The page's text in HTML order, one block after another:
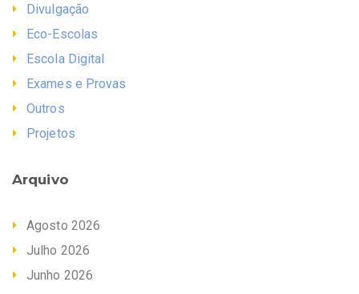
Divulgação
Eco-Escolas
Escola Digital
Exames e Provas
Outros
Projetos
Arquivo
Agosto 2026
Julho 2026
Junho 2026